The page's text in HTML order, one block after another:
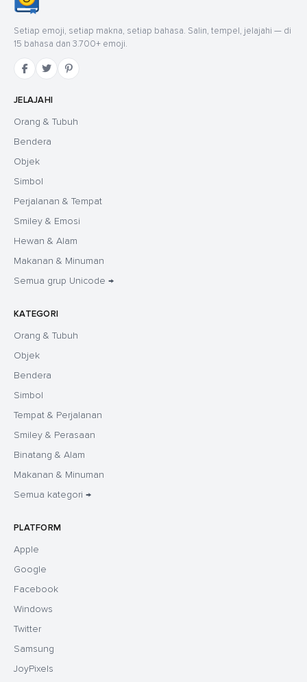
Setiap emoji, setiap makna, setiap bahasa. Salin, tempel, jelajahi — di
15 bahasa dan 3.700+ emoji.
JELAJAHI
Orang & Tubuh
Bendera
Objek
Simbol
Perjalanan & Tempat
Smiley & Emosi
Hewan & Alam
Makanan & Minuman
Semua grup Unicode →
KATEGORI
Orang & Tubuh
Objek
Bendera
Simbol
Tempat & Perjalanan
Smiley & Perasaan
Binatang & Alam
Makanan & Minuman
Semua kategori →
PLATFORM
Apple
Google
Facebook
Windows
Twitter
Samsung
JoyPixels